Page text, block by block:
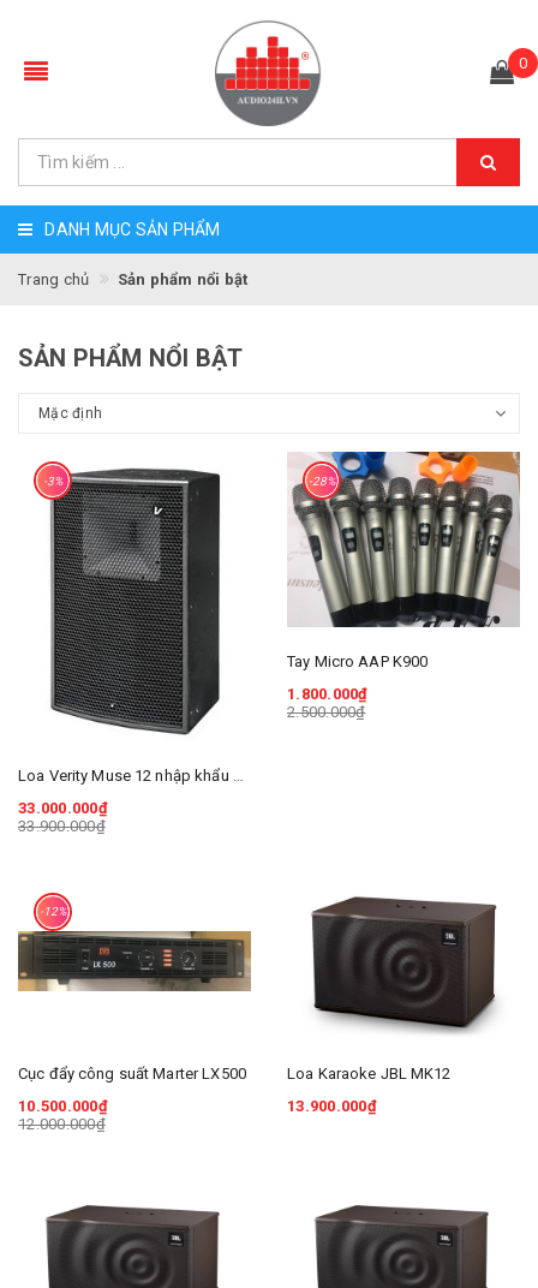
0
DANH MỤC SẢN PHẨM
Trang chủ Sản phẩm nổi bật
SẢN PHẨM NỔI BẬT
-3%
33.000.000₫
33.900.000₫
-28%
Tay Micro AAP K900
1.800.000₫
2.500.000₫
-12%
Cục đẩy công suất Marter LX500
10.500.000₫
12.000.000₫
Loa Karaoke JBL MK12
13.900.000₫